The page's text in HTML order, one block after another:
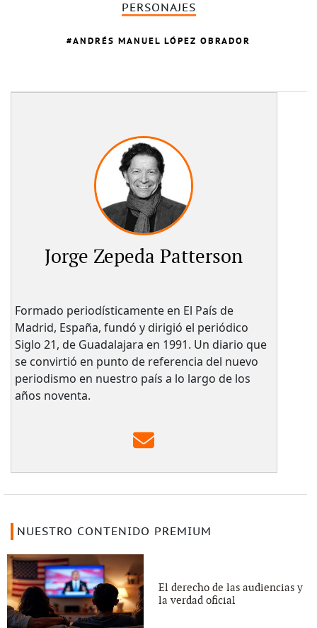
PERSONAJES
ANDRÉS MANUEL LÓPEZ OBRADOR
Jorge Zepeda Patterson
Formado periodísticamente en El País de
Madrid, España, fundó y dirigió el periódico
Siglo 21, de Guadalajara en 1991. Un diario que
se convirtió en punto de referencia del nuevo
periodismo en nuestro país a lo largo de los
años noventa.
NUESTRO CONTENIDO PREMIUM
El derecho de las audiencias y
la verdad oficial